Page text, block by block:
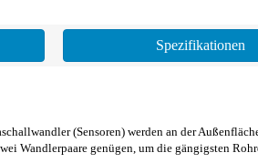
Spezifikationen
(Sensoren) werden an der
Wandlerpaare genügen, um die gängigsten